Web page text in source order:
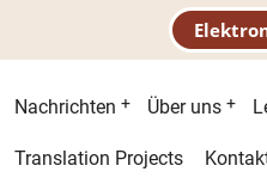
Nachrichten Über uns
Second
Translation Projects